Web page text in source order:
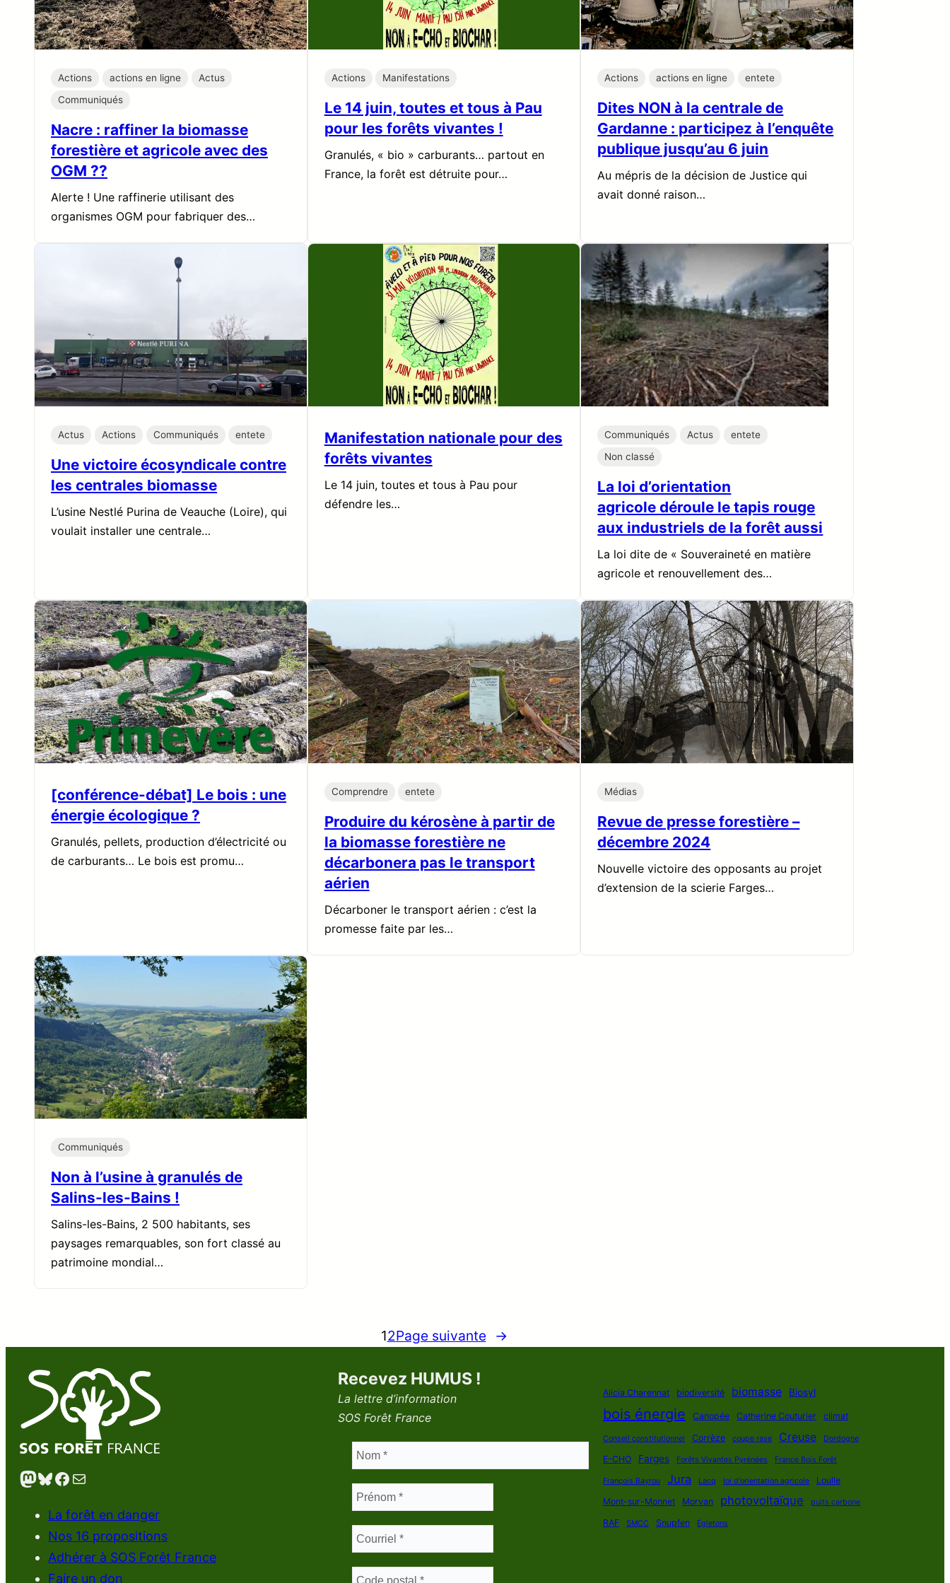
Actions actions en ligne
Actus
Communiqués
Nacre : raffiner la biomasse
forestière et agricole avec des
OGM ??
Alerte ! Une raffinerie utilisant des
organismes OGM pour fabriquer des…
Actions Manifestations
Le 14 juin, toutes et tous à Pau
pour les forêts vivantes !
Granulés, « bio » carburants… partout en
France, la forêt est détruite pour…
Actions actions en ligne entete
Dites NON à la centrale de
Gardanne : participez à l’enquête
publique jusqu’au 6 juin
Au mépris de la décision de Justice qui
avait donné raison…
Actus Actions Communiqués entete
Une victoire écosyndicale contre
les centrales biomasse
L’usine Nestlé Purina de Veauche (Loire), qui
voulait installer une centrale…
Manifestation nationale pour des
forêts vivantes
Le 14 juin, toutes et tous à Pau pour
défendre les…
Communiqués Actus
entete
Non classé
La loi d’orientation
agricole déroule le tapis rouge
aux industriels de la forêt aussi
La loi dite de « Souveraineté en matière
agricole et renouvellement des…
[conférence-débat] Le bois : une
énergie écologique ?
Granulés, pellets, production d’électricité ou
de carburants… Le bois est promu…
Comprendre entete
Produire du kérosène à partir de
la biomasse forestière ne
décarbonera pas le transport
aérien
Décarboner le transport aérien : c’est la
promesse faite par les…
Médias
Revue de presse forestière –
décembre 2024
Nouvelle victoire des opposants au projet
d’extension de la scierie Farges…
Communiqués
Non à l’usine à granulés de
Salins-les-Bains !
Salins-les-Bains, 2 500 habitants, ses
paysages remarquables, son fort classé au
patrimoine mondial…
12Page suivante →
Mastodon Bluesky Facebook E-mail
La forêt en danger
Nos 16 propositions
Adhérer à SOS Forêt France
Faire un don
Recevez HUMUS !
La lettre d’information
SOS Forêt France
Alicia Charennat biodiversité biomasse Biosyl
bois énergie Canopée Catherine Couturier climat
Conseil constitutionnel Corrèze coupe rase Creuse Dordogne
E-CHO Farges Forêts Vivantes Pyrénées France Bois Forêt
François Bayrou Jura Lacq loi d'orientation agricole
Loulle
Mont-sur-Monnet
Morvan photovoltaïque puits carbone
RAF SMCC Snupfen Égletons